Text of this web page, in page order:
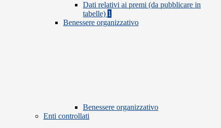
Dati relativi ai premi (da pubblicare in
tabelle) 1
Benessere organizzativo
Benessere organizzativo
Enti controllati